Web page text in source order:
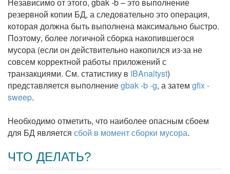
резервной копии БД, а следовательно это операция,
которая должна быть выполнена максимально быстро.
Поэтому, более логичной сборка накопившегося
мусора (если он действительно накопился из-за не
совсем корректной работы приложений с
транзакциями. См. статистику в IBAnaltyst)
представляется выполнениеgbak -b -g, а затем gfix -
sweep.
Необходимо отметить, что наиболее опасным сбоем
для БД является сбой в момент сборки мусора.
ЧТО ДЕЛАТЬ?